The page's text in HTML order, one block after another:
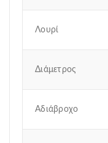
Λουρί
Διάμετρος
Αδιάβροχο